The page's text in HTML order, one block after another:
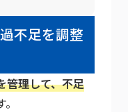
不足を調整
管理して、不足